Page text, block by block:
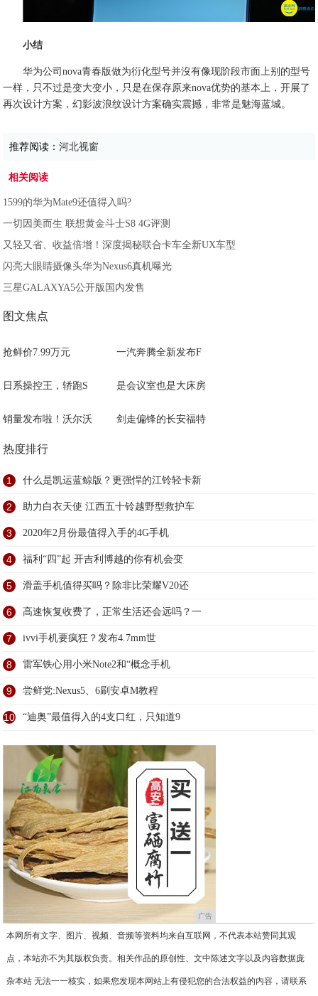
小结
华为公司nova青春版做为衍化型号并沒有像现阶段市面上别的型号
一样，只不过是变大变小，只是在保存原来nova优势的基本上，开展了
再次设计方案，幻影波浪纹设计方案确实震撼，非常是魅海蓝城。
推荐阅读：河北视窗
相关阅读
1599的华为Mate9还值得入吗?
一切因美而生 联想黄金斗士S8 4G评测
又轻又省、收益倍增！深度揭秘联合卡车全新UX车型
闪亮大眼睛摄像头华为Nexus6真机曝光
三星GALAXYA5公开版国内发售
图文焦点
抢鲜价7.99万元 一汽奔腾全新发布F
日系操控王，轿跑S 是会议室也是大床房
销量发布啦！沃尔沃 剑走偏锋的长安福特
热度排行
1 什么是凯运蓝鲸版？更强悍的江铃轻卡新
2 助力白衣天使 江西五十铃越野型救护车
3 2020年2月份最值得入手的4G手机
4 福利“四”起 开吉利博越的你有机会变
5 滑盖手机值得买吗？除非比荣耀V20还
6 高速恢复收费了，正常生活还会远吗？一
7 ivvi手机要疯狂？发布4.7mm世
8 雷军铁心用小米Note2和“概念手机
9 尝鲜党:Nexus5、6刷安卓M教程
10 “迪奥”最值得入的4支口红，只知道9
广告
本网所有文字、图片、视频、音频等资料均来自互联网，不代表本站赞同其观
点，本站亦不为其版权负责。相关作品的原创性、文中陈述文字以及内容数据庞
杂本站 无法一一核实，如果您发现本网站上有侵犯您的合法权益的内容，请联系